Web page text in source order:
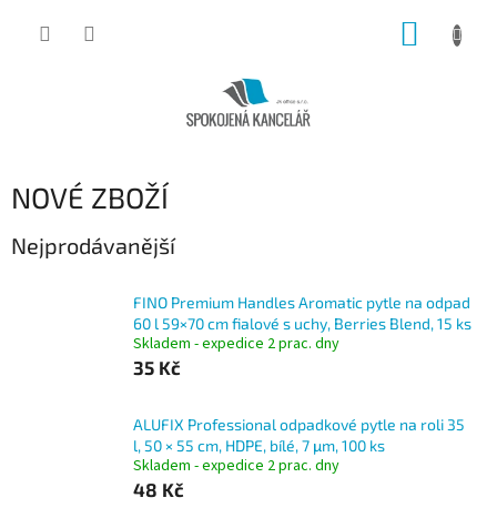
NOVÉ ZBOŽÍ
Nejprodávanější
FINO Premium Handles Aromatic pytle na odpad
60 l 59×70 cm fialové s uchy, Berries Blend, 15 ks
Skladem - expedice 2 prac. dny
35 Kč
ALUFIX Professional odpadkové pytle na roli 35
l, 50 × 55 cm, HDPE, bílé, 7 μm, 100 ks
Skladem - expedice 2 prac. dny
48 Kč